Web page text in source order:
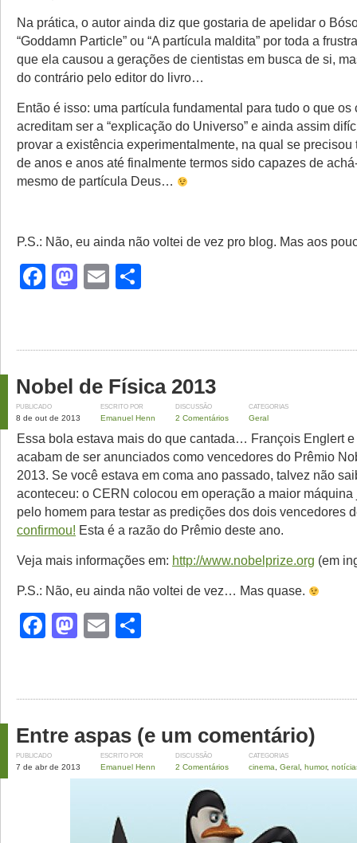
Na prática, o autor ainda diz que gostaria de apelidar o
“Goddamn Particle” ou “A partícula maldita” por toda a
que ela causou a gerações de cientistas em busca de si,
do contrário pelo editor do livro…
Então é isso: uma partícula fundamental para tudo o que os
acreditam ser a “explicação do Universo” e ainda assim
provar a existência experimentalmente, na qual se precisou
de anos e anos até finalmente termos sido capazes de
mesmo de partícula Deus…
P.S.: Não, eu ainda não voltei de vez pro blog. Mas aos
Facebook
Mastodon
Email
Nobel de Física 2013
PUBLICADO
8 de out de 2013
ESCRITO POR
Emanuel Henn
DISCUSSÃO
2 Comentários
CATEGORIAS
Geral
Essa bola estava mais do que cantada… François Englert
acabam de ser anunciados como vencedores do Prêmio
2013. Se você estava em coma ano passado, talvez não
aconteceu: o CERN colocou em operação a maior máquina
pelo homem para testar as predições dos dois vencedores
confirmou! Esta é a razão do Prêmio deste ano.
Veja mais informações em: http://www.nobelprize.org (em
P.S.: Não, eu ainda não voltei de vez… Mas quase.
Facebook
Mastodon
Email
Entre aspas (e um comentário)
PUBLICADO
7 de abr de 2013
ESCRITO POR
Emanuel Henn
DISCUSSÃO
2 Comentários
CATEGORIAS
cinema Geral humor,